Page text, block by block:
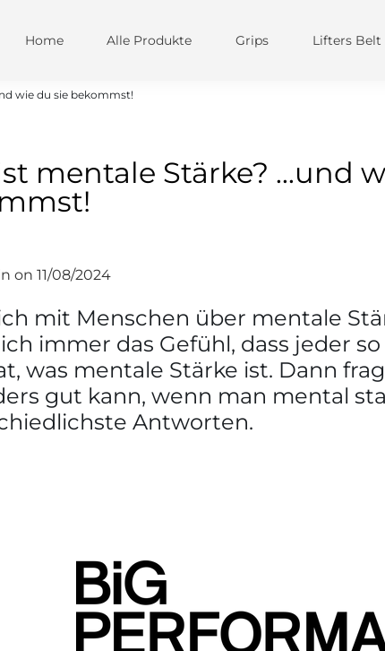
Home Alle Produkte Grips Lifters Belt
wie du sie bekommst!
mentale Stärke? ...und
on 11/08/2024
mit Menschen über mentale
immer das Gefühl, dass jeder
was mentale Stärke ist. Dann
gut kann, wenn man mental
Antworten.